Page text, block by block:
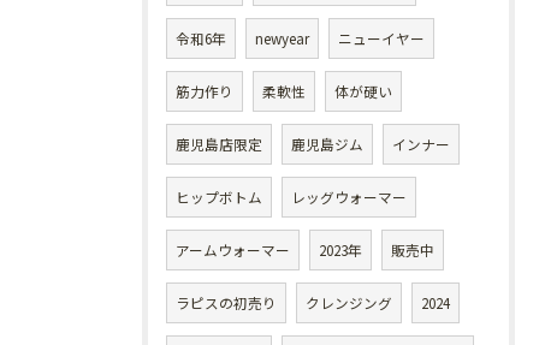
令和6年 newyear ニューイヤー
筋力作り 柔軟性 体が硬い
鹿児島店限定 鹿児島ジム インナー
ヒップボトム レッグウォーマー
アームウォーマー 2023年 販売中
ラピスの初売り クレンジング 2024